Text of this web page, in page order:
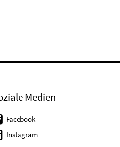
Medien
Facebook
Instagram